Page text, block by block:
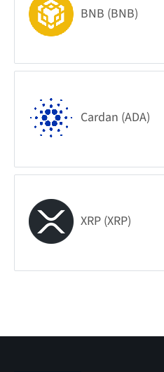
BNB (BNB)
Cardan (ADA)
XRP (XRP)